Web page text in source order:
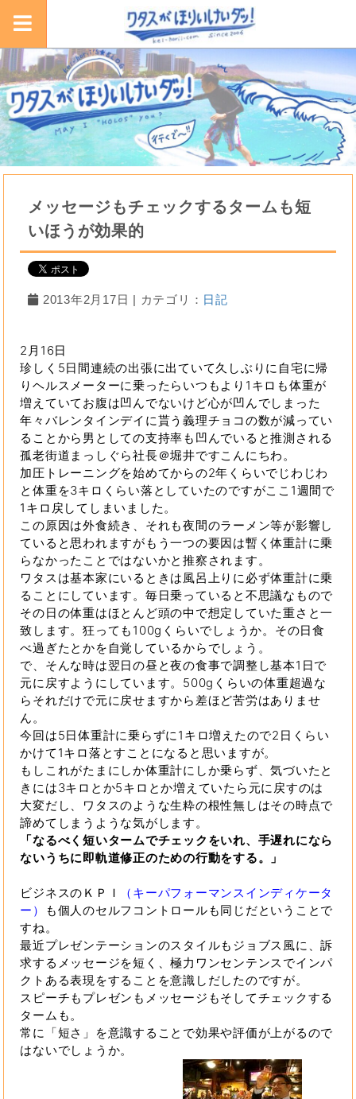
メッセージもチェックするタームも短
いほうが効果的
2013年2月17日 | カテゴリ： 日記
2月16日
珍しく5日間連続の出張に出ていて久しぶりに自宅に帰
りヘルスメーターに乗ったらいつもより1キロも体重が
増えていてお腹は凹んでないけど心が凹んでしまった
年々バレンタインデイに貰う義理チョコの数が減ってい
ることから男としての支持率も凹んでいると推測される
孤老街道まっしぐら社長＠堀井ですこんにちわ。
加圧トレーニングを始めてからの2年くらいでじわじわ
と体重を3キロくらい落としていたのですがここ1週間で
1キロ戻してしまいました。
この原因は外食続き、それも夜間のラーメン等が影響し
ていると思われますがもう一つの要因は暫く体重計に乗
らなかったことではないかと推察されます。
ワタスは基本家にいるときは風呂上りに必ず体重計に乗
ることにしています。毎日乗っていると不思議なもので
その日の体重はほとんど頭の中で想定していた重さと一
致します。狂っても100gくらいでしょうか。その日食
べ過ぎたとかを自覚しているからでしょう。
で、そんな時は翌日の昼と夜の食事で調整し基本1日で
元に戻すようにしています。500gくらいの体重超過な
らそれだけで元に戻せますから差ほど苦労はありませ
ん。
今回は5日体重計に乗らずに1キロ増えたので2日くらい
かけて1キロ落とすことになると思いますが。
もしこれがたまにしか体重計にしか乗らず、気づいたと
きには3キロとか5キロとか増えていたら元に戻すのは
大変だし、ワタスのような生粋の根性無しはその時点で
諦めてしまうような気がします。
「なるべく短いタームでチェックをいれ、手遅れになら
ないうちに即軌道修正のための行動をする。」
ビジネスのＫＰＩ
（キーパフォーマンスインディケータ
ー）
も個人のセルフコントロールも同じだということで
すね。
最近プレゼンテーションのスタイルもジョブス風に、訴
求するメッセージを短く、極力ワンセンテンスでインパ
クトある表現をすることを意識しだしたのですが。
スピーチもプレゼンもメッセージもそしてチェックする
タームも。
常に「短さ」を意識することで効果や評価が上がるので
はないでしょうか。